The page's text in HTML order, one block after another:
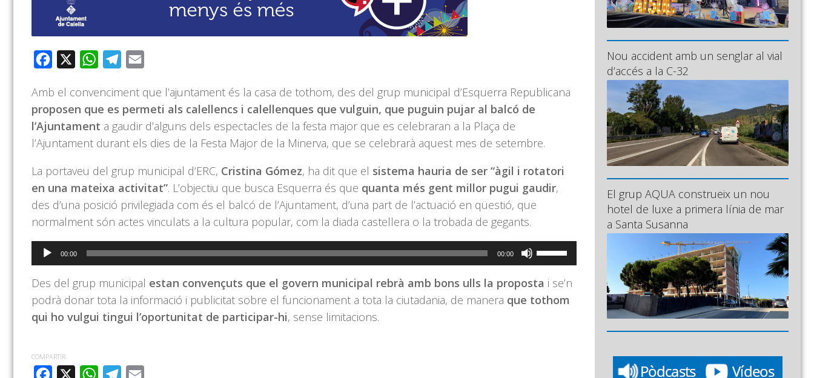
Facebook WhatsAppTelegram
Amb el convenciment que l’ajuntament és la casa de tothom, des del grup municipal d’Esquerra Republicana
proposen que es permeti als calellencs i calellenques que vulguin, que puguin pujar al balcó de
l’Ajuntament a gaudir d’alguns dels espectacles de la festa major que es celebraran a la Plaça de
l’Ajuntament durant els dies de la Festa Major de la Minerva, que se celebrarà aquest mes de setembre.
La portaveu del grup municipal d’ERC, Cristina Gómez, ha dit que el sistema hauria de ser “àgil i rotatori
en una mateixa activitat”. L’objectiu que busca Esquerra és que quanta més gent millor pugui gaudir,
des d’una posició privilegiada com és el balcó de l’Ajuntament, d’una part de l’actuació en qüestió, que
normalment són actes vinculats a la cultura popular, com la diada castellera o la trobada de gegants.
Reproductor
d'àudio
00:00 00:00
Feu
servir
les
tecles
Des del grup municipal estan convençuts que el govern municipal rebrà amb bons ulls la proposta i se’n
podrà donar tota la informació i publicitat sobre el funcionament a tota la ciutadania, de manera que tothom
qui ho vulgui tingui l’oportunitat de participar-hi, sense limitacions.
COMPARTIR
FACEBOOK
WHATSAPPTELEGRAM
Nou accident amb un senglar al vial
d’accés a la C-32
El grup AQUA construeix un nou
hotel de luxe a primera línia de mar
a Santa Susanna